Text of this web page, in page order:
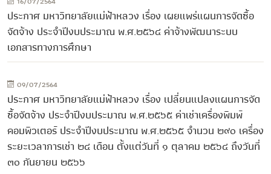
ประกาศ มหาวิทยาลัยแม่ฟ้าหลวง เรื่อง เผยแพร่แผนการจัดซื้อ
จัดจ้าง ประจำปีงบประมาณ พ.ศ.๒๕๖๔ ค่าจ้างพัฒนาระบบ
เอกสารทางการศึกษา
09/07/2564
ประกาศ มหาวิทยาลัยแม่ฟ้าหลวง เรื่อง เปลี่ยนแปลงแผนการจัด
ซื้อจัดจ้าง ประจำปีงบประมาณ พ.ศ.๒๕๖๕ ค่าเช่าเครื่องพิมพ์
คอมพิวเตอร์ ประจำปีงบประมาณ พ.ศ.๒๕๖๕ จำนวน ๒๙๐ เครื่อง
ระยะเวลาการเช่า ๒๔ เดือน ตั้งแต่วันที่ ๑ ตุลาคม ๒๕๖๔ ถึงวันที่
๓๐ กันยายน ๒๕๖๖